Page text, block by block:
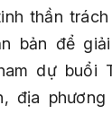
thần trách
bản để
dự buổi
địa